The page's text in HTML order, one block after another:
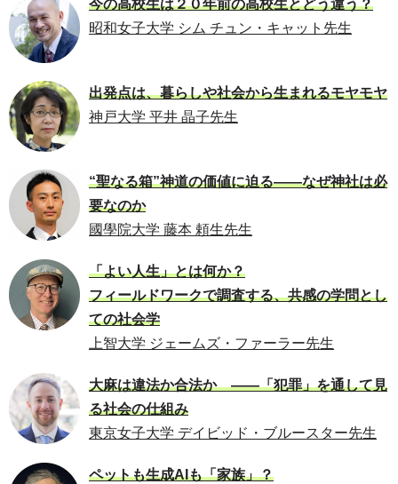
今の高校生は２０年前の高校生とどう違う？
昭和女子大学 シム チュン・キャット先生
出発点は、暮らしや社会から生まれるモヤモヤ
神戸大学 平井 晶子先生
“聖なる箱”神道の価値に迫る――なぜ神社は必
要なのか
國學院大学 藤本 頼生先生
「よい人生」とは何か？
フィールドワークで調査する、共感の学問とし
ての社会学
上智大学 ジェームズ・ファーラー先生
大麻は違法か合法か ――「犯罪」を通して見
る社会の仕組み
東京女子大学 デイビッド・ブルースター先生
ペットも生成AIも「家族」？